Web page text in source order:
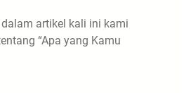
artikel kali ini kami
“Apa yang Kamu